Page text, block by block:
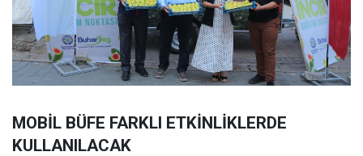
MOBİL BÜFE FARKLI ETKİNLİKLERDE
KULLANILACAK